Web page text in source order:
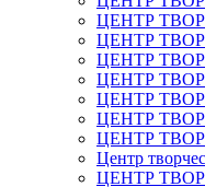
ЦЕНТР
ЦЕНТР
ЦЕНТР
ЦЕНТР
ЦЕНТР
ЦЕНТР
ЦЕНТР
Центр
ЦЕНТР